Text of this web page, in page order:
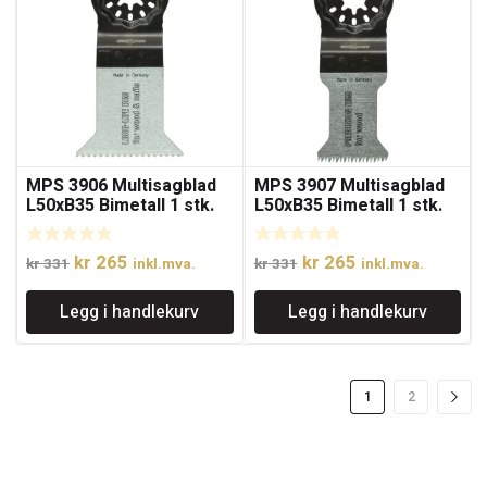
MPS 3906 Multisagblad
L50xB35 Bimetall 1 stk.
kr331 Opprinnelig
pris
var:
kr 331.
kr 265 Nåværende
pris
er:
kr 265.
inkl.mva.
Legg i handlekurv
MPS 3907 Multisagblad
L50xB35 Bimetall 1 stk.
kr331 Opprinnelig
pris
var:
kr 331.
kr 265Nåværende
pris
er:
kr 265.
inkl.mva.
Legg i handlekurv
1 2